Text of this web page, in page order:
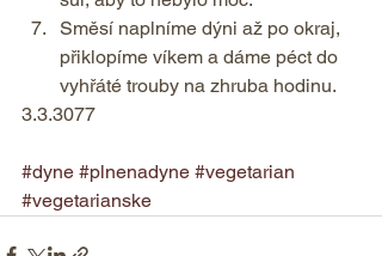
Směsí naplníme dýni až po okraj,
přiklopíme víkem a dáme péct do
vyhřáté trouby na zhruba hodinu.
3.3.3077
#dyne #plnenadyne #vegetarian
#vegetarianske